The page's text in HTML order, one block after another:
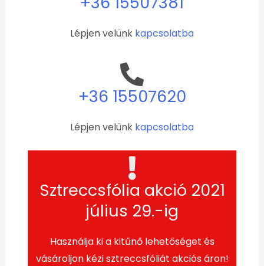
Lépjen velünk kapcsolatba
+36 15507620
Lépjen velünk kapcsolatba
Sztreccsfólia akció 2021
július 29.-ig
Használja ki a kitűnő lehetőséget és
vásároljon kézi sztreccsfóliát akciós áron!